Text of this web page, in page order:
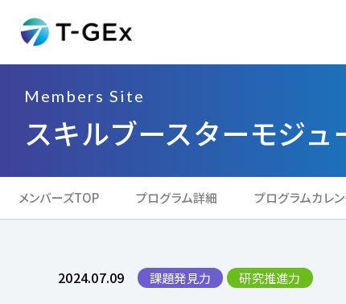
Members Site
スキルブースターモジュ
メンバーズTOP プログラム詳細 プログラムカレ
2024.07.09 課題発見力 研究推進力